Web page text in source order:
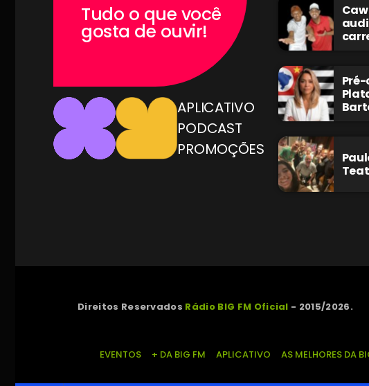
Tudo o que você
gosta de ouvir!
APLICATIVO
PODCAST
PROMOÇÕES
Direitos Reservados Rádio BIG FM Oficial - 2015/2026.
EVENTOS + DA BIG FM APLICATIVO AS MELHORES DA